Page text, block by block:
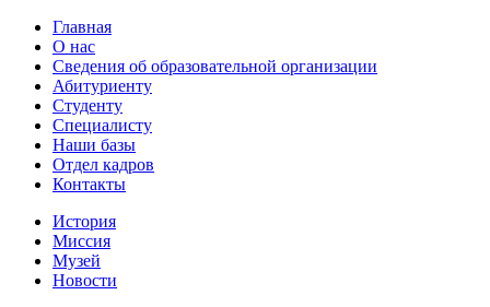
Главная
О нас
Сведения об образовательной организации
Абитуриенту
Студенту
Специалисту
Наши базы
Отдел кадров
Контакты
История
Миссия
Музей
Новости